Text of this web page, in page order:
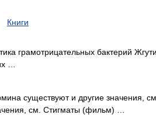
Книги
грамотрицательных бактерий
…
существуют и другие значения,
см. Стигматы (фильм) …